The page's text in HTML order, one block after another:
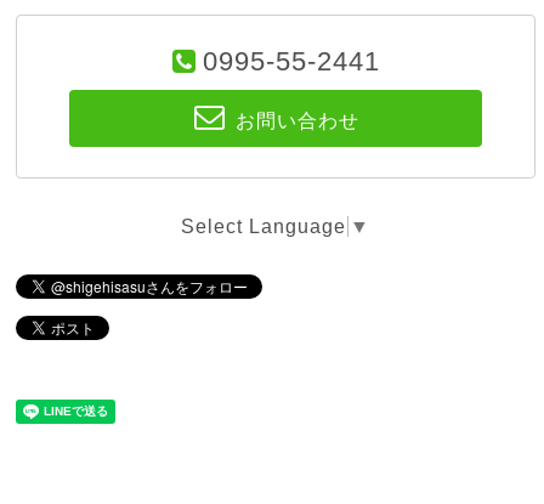
0995-55-2441
お問い合わせ
Select Language ▼